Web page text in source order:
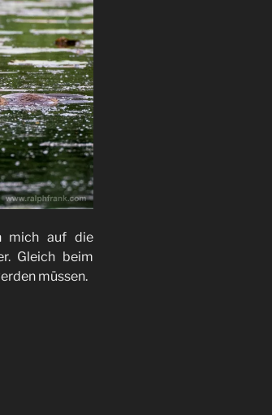
mich auf die
Gleich beim
müssen.